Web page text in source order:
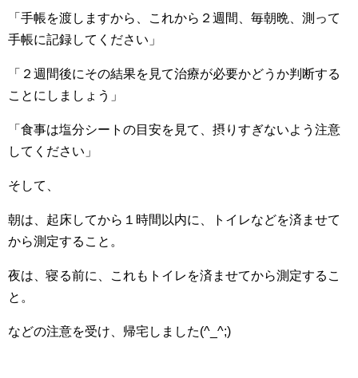
「手帳を渡しますから、これから２週間、毎朝晩、測って
手帳に記録してください」
「２週間後にその結果を見て治療が必要かどうか判断する
ことにしましょう」
「食事は塩分シートの目安を見て、摂りすぎないよう注意
してください」
そして、
朝は、起床してから１時間以内に、トイレなどを済ませて
から測定すること。
夜は、寝る前に、これもトイレを済ませてから測定するこ
と。
などの注意を受け、帰宅しました(^_^;)